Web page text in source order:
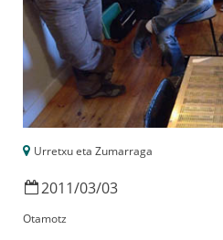
Urretxu eta Zumarraga
2011/03/03
Otamotz